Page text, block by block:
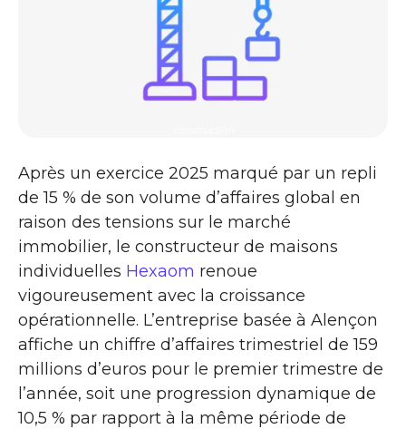
Après un exercice 2025 marqué par un repli
de 15 % de son volume d’affaires global en
raison des tensions sur le marché
immobilier, le constructeur de maisons
individuelles Hexaom renoue
vigoureusement avec la croissance
opérationnelle. L’entreprise basée à Alençon
affiche un chiffre d’affaires trimestriel de 159
millions d’euros pour le premier trimestre de
l’année, soit une progression dynamique de
10,5 % par rapport à la même période de